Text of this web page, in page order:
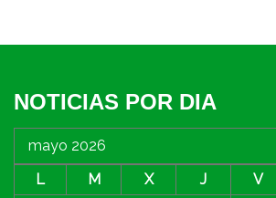
NOTICIAS POR DIA
mayo 2026
L
M X J V